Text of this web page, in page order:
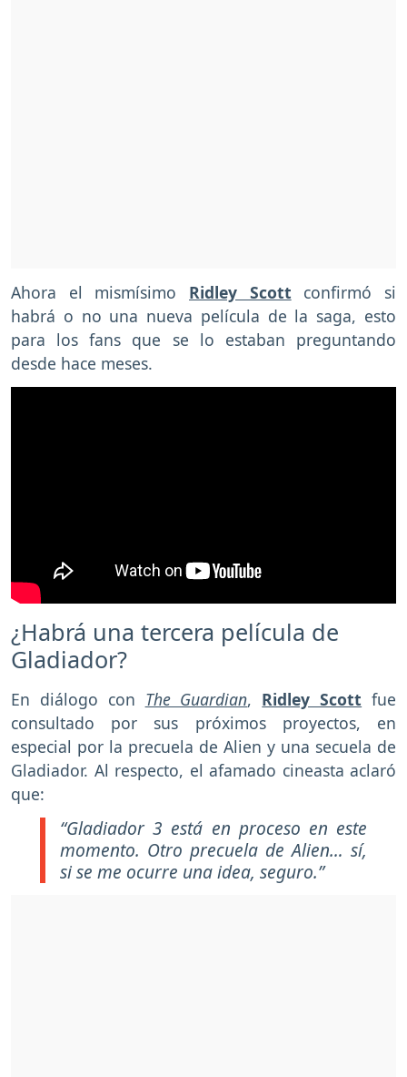
Ahora el mismísimo Ridley Scott
confirmó si
habrá o no una nueva película de la saga, esto
para los fans que se lo estaban preguntando
desde hace meses.
¿Habrá una tercera película de
Gladiador?
En diálogo con The Guardian, Ridley Scott fue
consultado por sus próximos proyectos, en
especial por la precuela de Alien y una secuela de
Gladiador. Al respecto, el afamado cineasta aclaró
que:
“Gladiador 3 está en proceso en este
momento. Otro precuela de Alien… sí,
si se me ocurre una idea, seguro.”